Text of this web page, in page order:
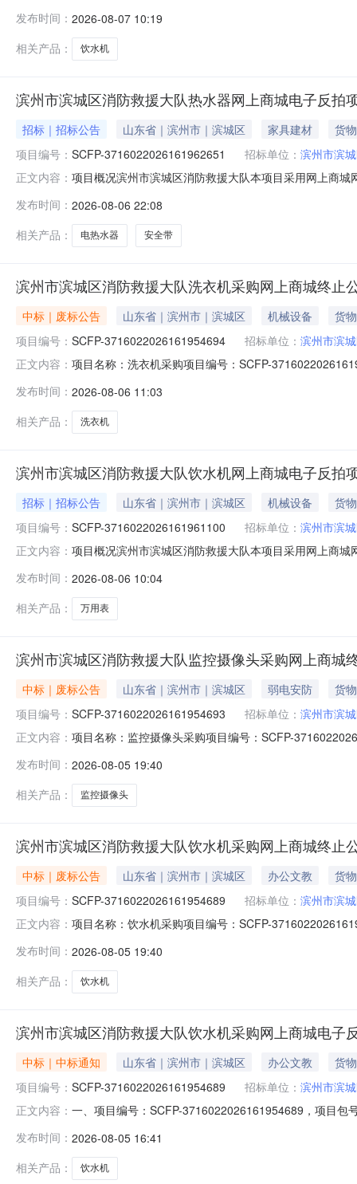
发布时间： 2026-08-07 10:19
相关产品：
饮水机
滨州市滨城区消防救援大队热水器网上商城电子反拍
招标｜招标公告 山东省｜滨州市｜滨城区 家具建材
货物
项目编号： SCFP-3716022026161962651 招标单位： 滨州市滨
正文内容： 项目概况滨州市滨城区消防救援大队本项目采用网上商
价(元)1安全带海尔/Haier海尔-80升电热水器EC8001-
发布时间： 2026-08-06 22:08
相关产品：
电热水器 安全带
滨州市滨城区消防救援大队洗衣机采购网上商城终止
中标｜废标公告 山东省｜滨州市｜滨城区 机械设备
货物
项目编号： SCFP-3716022026161954694 招标单位： 滨州市滨
正文内容： 项目名称：洗衣机采购项目编号：SCFP-
发布时间： 2026-08-06 11:03
相关产品：
洗衣机
滨州市滨城区消防救援大队饮水机网上商城电子反拍
招标｜招标公告 山东省｜滨州市｜滨城区 机械设备
货物
项目编号： SCFP-3716022026161961100 招标单位： 滨州市滨
正文内容： 项目概况滨州市滨城区消防救援大队本项目采用网上商
价(元)1万用表荣事达/RoyalstarCY727万用表荣事达/
发布时间： 2026-08-06 10:04
相关产品：
万用表
滨州市滨城区消防救援大队监控摄像头采购网上商城
中标｜废标公告 山东省｜滨州市｜滨城区 弱电安防
货物
项目编号： SCFP-3716022026161954693 招标单位： 滨州市滨
正文内容： 项目名称：监控摄像头采购项目编号：SCFP-
发布时间： 2026-08-05 19:40
相关产品：
监控摄像头
滨州市滨城区消防救援大队饮水机采购网上商城终止
中标｜废标公告 山东省｜滨州市｜滨城区 办公文教
货物
项目编号： SCFP-3716022026161954689 招标单位： 滨州市滨
正文内容： 项目名称：饮水机采购项目编号：SCFP-
发布时间： 2026-08-05 19:40
相关产品：
饮水机
滨州市滨城区消防救援大队饮水机采购网上商城电子
中标｜中标通知 山东省｜滨州市｜滨城区 办公文教
货物
项目编号： SCFP-3716022026161954689 招标单位： 滨州市滨
正文内容： 一、项目编号：SCFP-3716022026161954689，项目包
荣事达/RoyalstarCY1210饮水机荣事达/
发布时间： 2026-08-05 16:41
相关产品：
饮水机